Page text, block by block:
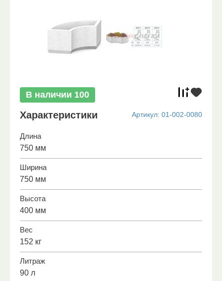
В наличии 100
Характеристики Артикул: 01-002-0080
Длина
750 мм
Ширина
750 мм
Высота
400 мм
Вес
152 кг
Литраж
90 л